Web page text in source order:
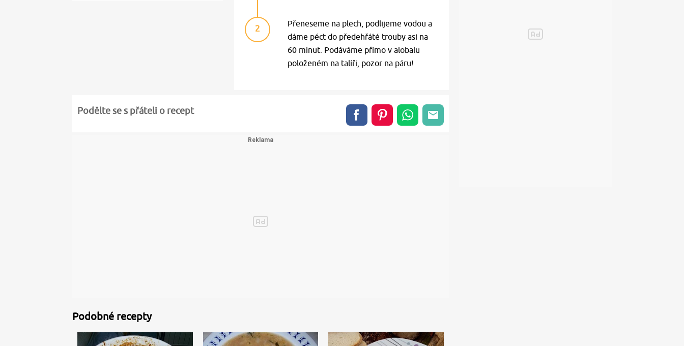
2
Přeneseme na plech, podlijeme vodou a
dáme péct do předehřáté trouby asi na
60 minut. Podáváme přímo v alobalu
položeném na talíři, pozor na páru!
Podělte se s přáteli o recept
Podobné recepty